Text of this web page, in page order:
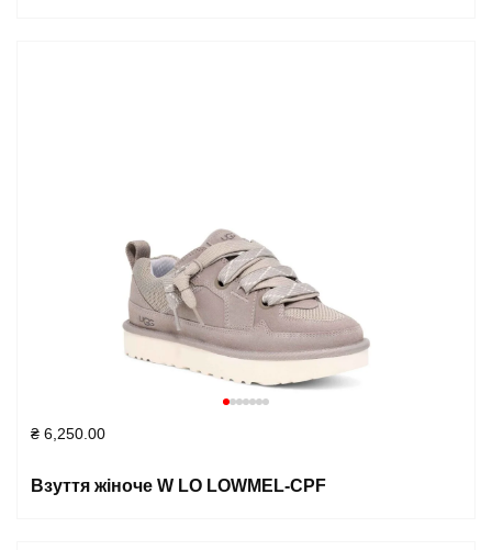
₴ 6,250.00
Взуття жіноче W LO LOWMEL-CPF